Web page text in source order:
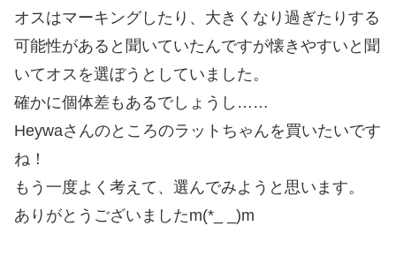
オスはマーキングしたり、大きくなり過ぎたりする
可能性があると聞いていたんですが懐きやすいと聞
いてオスを選ぼうとしていました。
確かに個体差もあるでしょうし……
Heywaさんのところのラットちゃんを買いたいです
ね！
もう一度よく考えて、選んでみようと思います。
ありがとうございましたm(*_ _)m